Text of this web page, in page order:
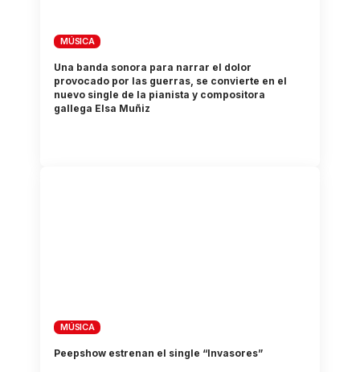
MÚSICA
Una banda sonora para narrar el dolor
provocado por las guerras, se convierte en el
nuevo single de la pianista y compositora
gallega Elsa Muñiz
MÚSICA
Peepshow estrenan el single “Invasores”